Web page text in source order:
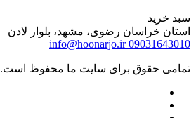
سبد خرید
استان خراسان رضوی، مشهد، بلوار لادن
09031643010
info@hoonarjo.ir
تمامی حقوق برای سایت ما محفوظ است.